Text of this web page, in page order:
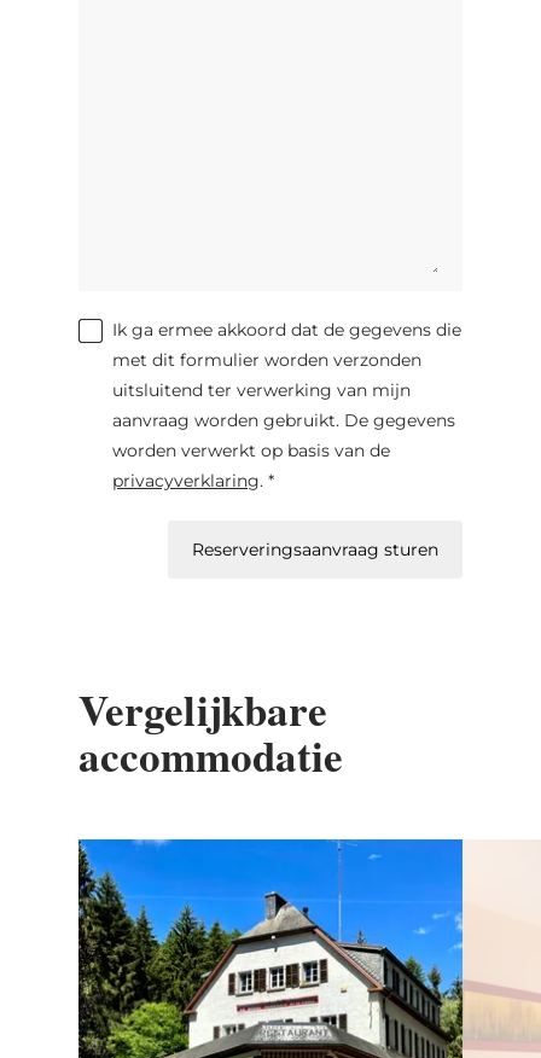
Ik ga ermee akkoord dat de gegevens die
met dit formulier worden verzonden
uitsluitend ter verwerking van mijn
aanvraag worden gebruikt. De gegevens
worden verwerkt op basis van de
privacyverklaring. *
Reserveringsaanvraag sturen
Vergelijkbare
accommodatie